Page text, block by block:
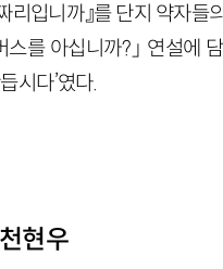
리입니까』를 단지 약자
를 아십니까?」 연설에
시다’였다.
천현우